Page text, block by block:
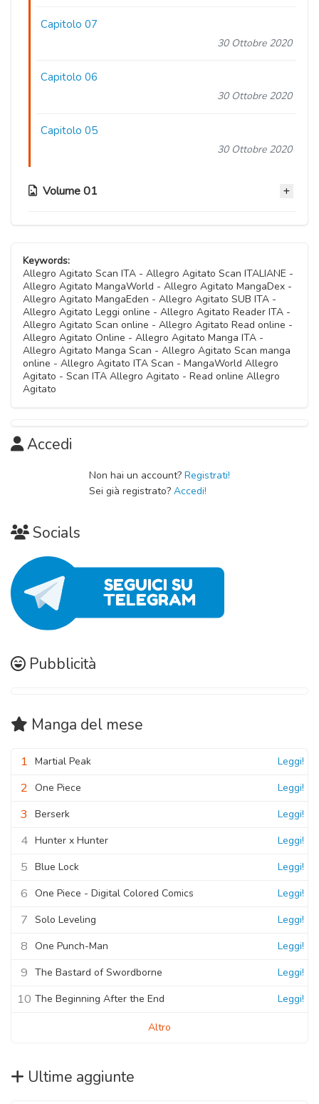
Capitolo 07
30 Ottobre 2020
Capitolo 06
30 Ottobre 2020
Capitolo 05
30 Ottobre 2020
Volume 01
Capitolo 03
30 Ottobre 2020
Capitolo 02
30 Ottobre 2020
Capitolo 01
Keywords:
Allegro Agitato Scan ITA - Allegro Agitato Scan ITALIANE -
Allegro Agitato MangaWorld - Allegro Agitato MangaDex -
Allegro Agitato MangaEden - Allegro Agitato SUB ITA -
Allegro Agitato Leggi online - Allegro Agitato Reader ITA -
Allegro Agitato Scan online - Allegro Agitato Read online -
Allegro Agitato Online - Allegro Agitato Manga ITA -
Allegro Agitato Manga Scan - Allegro Agitato Scan manga
online - Allegro Agitato ITA Scan - MangaWorld Allegro
Agitato - Scan ITA Allegro Agitato - Read online Allegro
Agitato
Accedi
Non hai un account? Registrati!
Sei già registrato? Accedi!
Socials
Pubblicità
Manga del mese
1 Martial Peak Leggi!
2 One Piece Leggi!
3 Berserk Leggi!
4 Hunter x Hunter Leggi!
5 Blue Lock Leggi!
6 One Piece - Digital Colored Comics Leggi!
7 Solo Leveling Leggi!
8 One Punch-Man Leggi!
9 The Bastard of Swordborne Leggi!
10 The Beginning After the End Leggi!
Altro
Ultime aggiunte